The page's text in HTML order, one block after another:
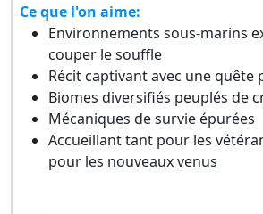
Ce que l'on aime:
Environnements sous-marins
couper le souffle
Récit captivant avec une quête
Biomes diversifiés peuplés de
Mécaniques de survie épurées
Accueillant tant pour les
pour les nouveaux venus